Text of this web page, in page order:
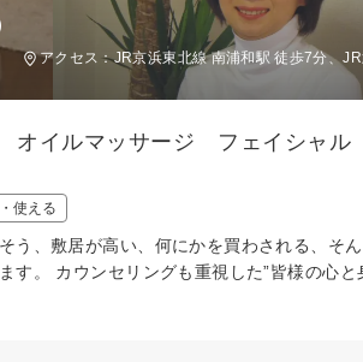
アクセス：JR京浜東北線 南浦和駅 徒歩7分、
イルマッサージ フェイシャル
使える
う、敷居が高い、何にかを買わされる、そ
す。 カウンセリングも重視した”皆様の心